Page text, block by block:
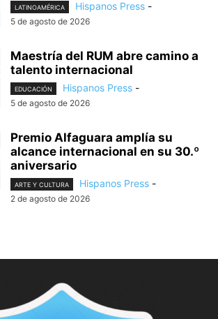
LATINOAMÉRICA Hispanos Press -
5 de agosto de 2026
Maestría del RUM abre camino a
talento internacional
EDUCACIÓN Hispanos Press -
5 de agosto de 2026
Premio Alfaguara amplía su
alcance internacional en su 30.º
aniversario
ARTE Y CULTURA Hispanos Press -
2 de agosto de 2026